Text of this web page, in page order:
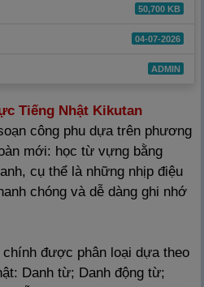
50,700 KB
04-07-2026
ADMIN
Tiếng Nhật Kikutan
công phu dựa trên phương
mới: học từ vựng bằng
cụ thể là những nhịp điệu
chóng và dễ dàng ghi nhớ
chính được phân loại dựa theo
Danh từ; Danh động từ;